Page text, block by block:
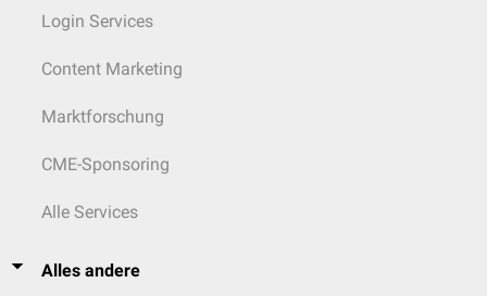
Login Services
Content Marketing
Marktforschung
CME-Sponsoring
Alle Services
Alles andere